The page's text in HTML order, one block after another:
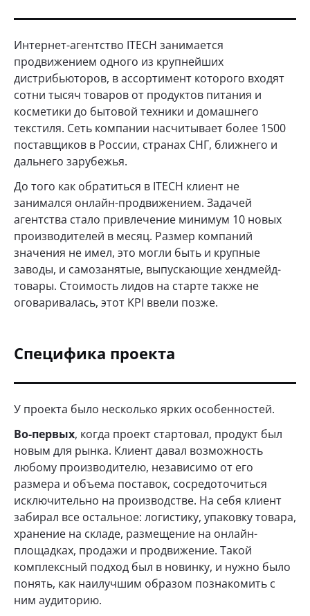
Интернет-агентство ITECH занимается
продвижением одного из крупнейших
дистрибьюторов, в ассортимент которого входят
сотни тысяч товаров от продуктов питания и
косметики до бытовой техники и домашнего
текстиля. Сеть компании насчитывает более 1500
поставщиков в России, странах СНГ, ближнего и
дальнего зарубежья.
До того как обратиться в ITECH клиент не
занимался онлайн-продвижением. Задачей
агентства стало привлечение минимум 10 новых
производителей в месяц. Размер компаний
значения не имел, это могли быть и крупные
заводы, и самозанятые, выпускающие хендмейд-
товары. Стоимость лидов на старте также не
оговаривалась, этот KPI ввели позже.
Специфика проекта
У проекта было несколько ярких особенностей.
Во-первых, когда проект стартовал, продукт был
новым для рынка. Клиент давал возможность
любому производителю, независимо от его
размера и объема поставок, сосредоточиться
исключительно на производстве. На себя клиент
забирал все остальное: логистику, упаковку товара,
хранение на складе, размещение на онлайн-
площадках, продажи и продвижение. Такой
комплексный подход был в новинку, и нужно было
понять, как наилучшим образом познакомить с
ним аудиторию.